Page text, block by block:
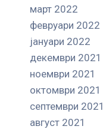
март 2022
февруари 2022
јануари 2022
декември 2021
ноември 2021
октомври 2021
септември 2021
август 2021